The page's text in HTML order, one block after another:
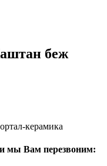
беж
керамика
мы Вам перезвоним: